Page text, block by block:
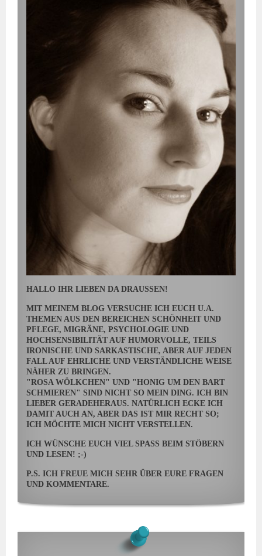
HALLO IHR LIEBEN DA DRAUSSEN!
MIT MEINEM BLOG VERSUCHE ICH EUCH U.A.
THEMEN AUS DEN BEREICHEN SCHÖNHEIT UND
PFLEGE, MIGRÄNE, PSYCHOLOGIE UND
HOCHSENSIBILITÄT AUF HUMORVOLLE, TEILS
IRONISCHE UND SARKASTISCHE, ABER AUF JEDEN
FALL AUF EHRLICHE UND VERSTÄNDLICHE WEISE
NÄHER ZU BRINGEN.
"ROSA WÖLKCHEN" UND "HONIG UM DEN BART
SCHMIEREN" SIND NICHT SO MEIN DING. ICH BIN
LIEBER GERADEHERAUS. NATÜRLICH ECKE ICH
DAMIT AUCH AN, ABER DAS IST MIR RECHT SO;
ICH MÖCHTE MICH NICHT VERSTELLEN.
ICH WÜNSCHE EUCH VIEL SPASS BEIM STÖBERN U
ND LESEN! ;-)
P.S. ICH FREUE MICH SEHR ÜBER EURE FRAGEN
UND KOMMENTARE.